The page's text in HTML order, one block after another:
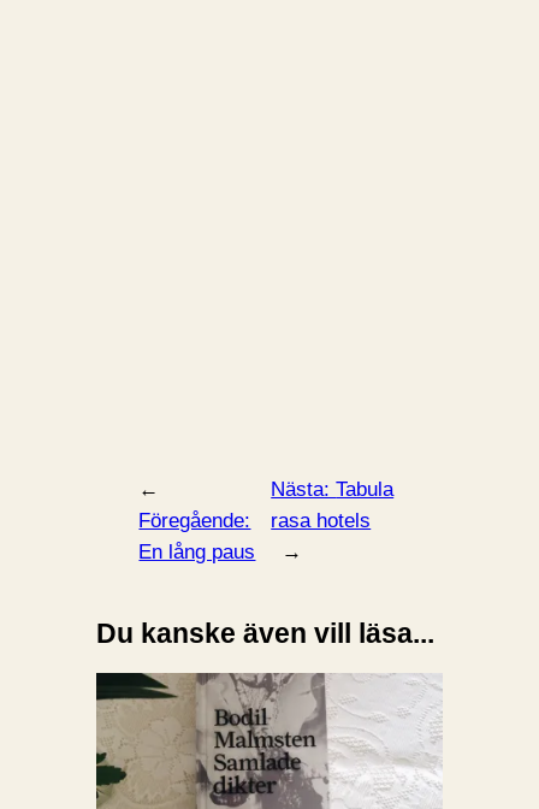
←
Föregående:
En lång paus
Nästa:Tabula
rasa hotels
→
Du kanske även vill läsa...